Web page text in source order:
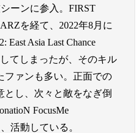
ーンに参入。FIRST
を経て、2022年8月に
East Asia Last Chance
てしまったが、そのキル
ファンも多い。正面での
し、次々と敵をなぎ倒
FocusMe
活動している。